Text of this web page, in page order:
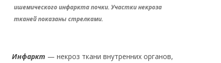
ишемического инфаркта почки. Участки некроза
тканей показаны стрелками.
Инфаркт — некроз ткани внутренних органов,